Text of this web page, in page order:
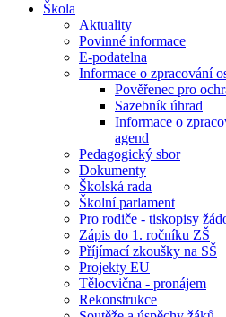
Škola
Aktuality
Povinné informace
E-podatelna
Informace o zpracování
Pověřenec pro
Sazebník úhrad
Informace o
agend
Pedagogický sbor
Dokumenty
Školská rada
Školní parlament
Pro rodiče - tiskopisy
Zápis do 1. ročníku ZŠ
Příjímací zkoušky na SŠ
Projekty EU
Tělocvična - pronájem
Rekonstrukce